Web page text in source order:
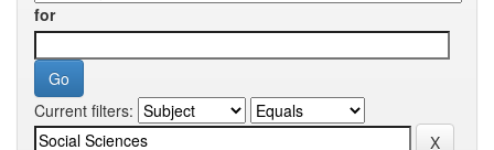
for
Current filters: